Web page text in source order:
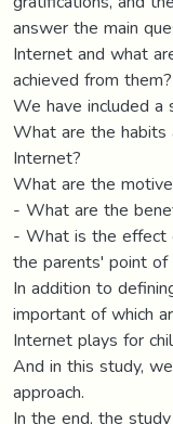
answer the main
Internet and what
achieved from them?
We have included
What are the
Internet?
What are the
- What are the
- What is the effect
the parents' point
In addition to
important of which
Internet plays for
And in this study,
approach.